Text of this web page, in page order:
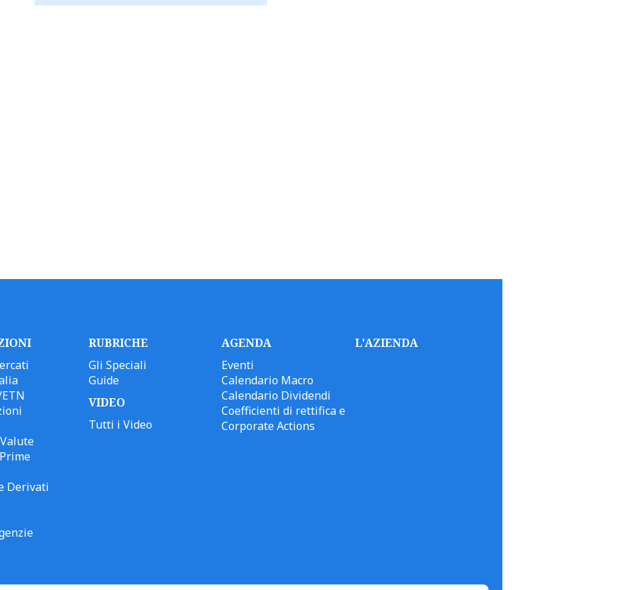
Derivati
RUBRICHE
Gli Speciali
Guide
VIDEO
Tutti i Video
AGENDA
Eventi
Calendario Macro
Calendario Dividendi
Coefficienti di rettifica e
Corporate Actions
L'AZIENDA